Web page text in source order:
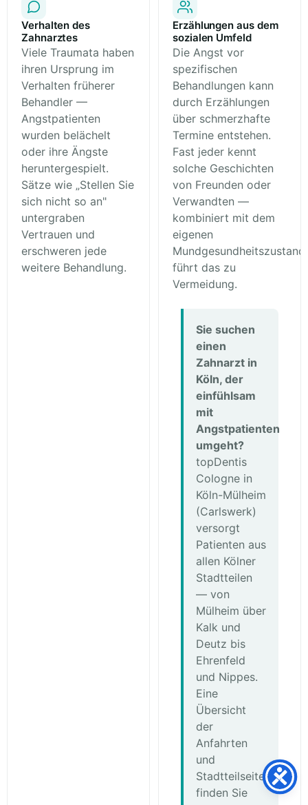
Verhalten des
Zahnarztes
Viele Traumata haben
ihren Ursprung im
Verhalten früherer
Behandler —
Angstpatienten
wurden belächelt
oder ihre Ängste
heruntergespielt.
Sätze wie „Stellen Sie
sich nicht so an"
untergraben
Vertrauen und
erschweren jede
weitere Behandlung.
Erzählungen aus dem
sozialen Umfeld
Die Angst vor
spezifischen
Behandlungen kann
durch Erzählungen
über schmerzhafte
Termine entstehen.
Fast jeder kennt
solche Geschichten
von Freunden oder
Verwandten —
kombiniert mit dem
eigenen
Mundgesundheitszustand
führt das zu
Vermeidung.
Sie suchen
einen
Zahnarzt in
Köln, der
einfühlsam
mit
Angstpatienten
umgeht?
topDentis
Cologne in
Köln-Mülheim
(Carlswerk)
versorgt
Patienten aus
allen Kölner
Stadtteilen
— von
Mülheim über
Kalk und
Deutz bis
Ehrenfeld
und Nippes.
Eine
Übersicht
der
Anfahrten
und
Stadtteilseiten
finden Sie